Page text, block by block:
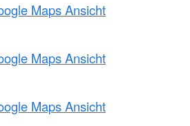
Maps Ansicht
Maps Ansicht
Maps Ansicht